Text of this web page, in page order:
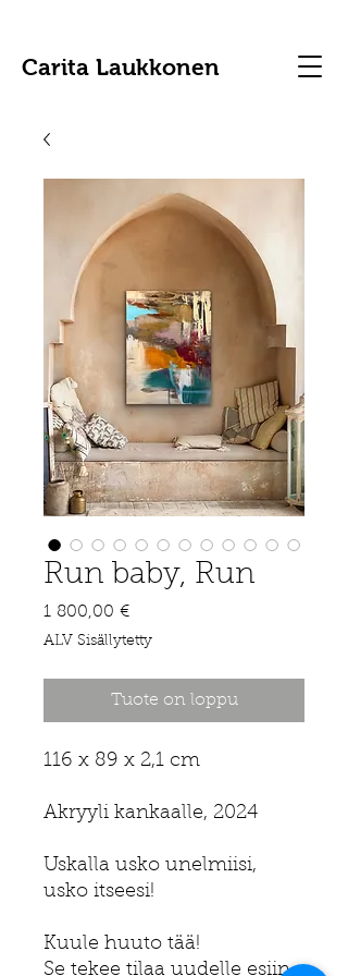
Carita Laukkonen
Run baby, Run
1 800,00 €Hinta
ALV Sisällytetty
Tuote on loppu
116 x 89 x 2,1 cm
Akryyli kankaalle, 2024
Uskalla usko unelmiisi,
usko itseesi!
Kuule huuto tää!
Se tekee tilaa uudelle esiin